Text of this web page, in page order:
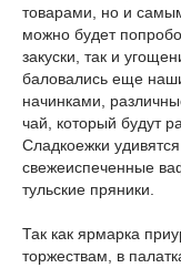
товарами, но и
можно будет
закуски, так и
баловались еще
начинками,
чай, который будут
Сладкоежки
свежеиспеченные
тульские пряники.
Так как ярмарка
торжествам, в